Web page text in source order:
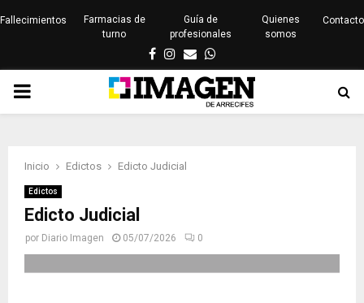
Fallecimientos
Farmacias de
turno
Guía de
profesionales
Quienes
somos
Contacto
Facebook
Instagram
EmailWhatsapp
PRIMARY
Inicio Edictos Edicto Judicial
Edictos
Edicto Judicial
por Diario Imagen 05/07/2026 0